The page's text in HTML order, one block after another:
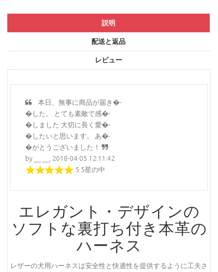
説明
配送と返品
レビュー
本日、無事に商品が届き�-
�した。 とても素敵で感�-
�しました 大切に長く愛�-
�したいと思います。 あ�-
�がとうございました！
by __ __, 2018-04-05 12:11:42
5 5星の中
エレガント・デザインの
ソフトな裏打ち付き本革の
ハーネス
レザーの犬用ハーネスは安全性と快適性を提供するように工夫さ